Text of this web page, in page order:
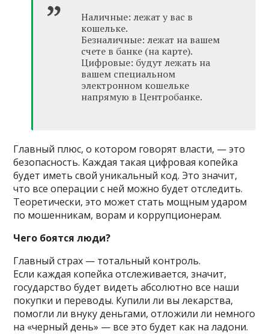
Наличные: лежат у вас в
кошельке.
Безналичные: лежат на вашем
счете в банке (на карте).
Цифровые: будут лежать на
вашем специальном
электронном кошельке
напрямую в Центробанке.
Главный плюс, о котором говорят власти, — это
безопасность. Каждая такая цифровая копейка
будет иметь свой уникальный код. Это значит,
что все операции с ней можно будет отследить.
Теоретически, это может стать мощным ударом
по мошенникам, ворам и коррупционерам.
Чего боятся люди?
Главный страх — тотальный контроль.
Если каждая копейка отслеживается, значит,
государство будет видеть абсолютно все наши
покупки и переводы. Купили ли вы лекарства,
помогли ли внуку деньгами, отложили ли немного
на «черный день» — все это будет как на ладони.